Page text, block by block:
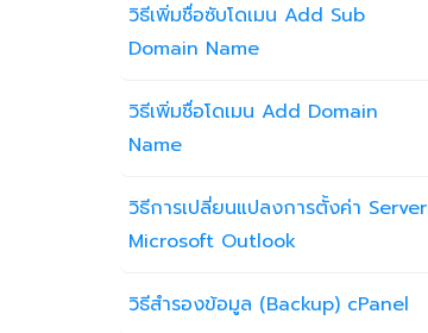
วิธีเพิ่มชื่อซับโดเมน Add Sub
Domain Name
วิธีเพิ่มชื่อโดเมน Add Domain
Name
วิธีการเปลี่ยนแปลงการตั้งค่า Server
Microsoft Outlook
วิธีสำรองข้อมูล (Backup) cPanel